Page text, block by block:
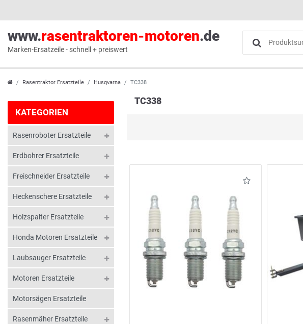
www.rasentraktoren-motoren.de
Marken-Ersatzeile - schnell + preiswert
Rasentraktor Ersatzteile Husqvarna TC338
KATEGORIEN
Rasenroboter Ersatzteile
Erdbohrer Ersatzteile
Freischneider Ersatzteile
Heckenschere Ersatzteile
Holzspalter Ersatzteile
Honda Motoren Ersatzteile
Laubsauger Ersatzteile
Motoren Ersatzteile
Motorsägen Ersatzteile
Rasenmäher Ersatzteile
TC338